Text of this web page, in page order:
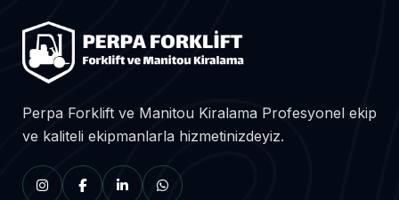
Perpa Forklift ve Manitou Kiralama Profesyonel ekip
ve kaliteli ekipmanlarla hizmetinizdeyiz.